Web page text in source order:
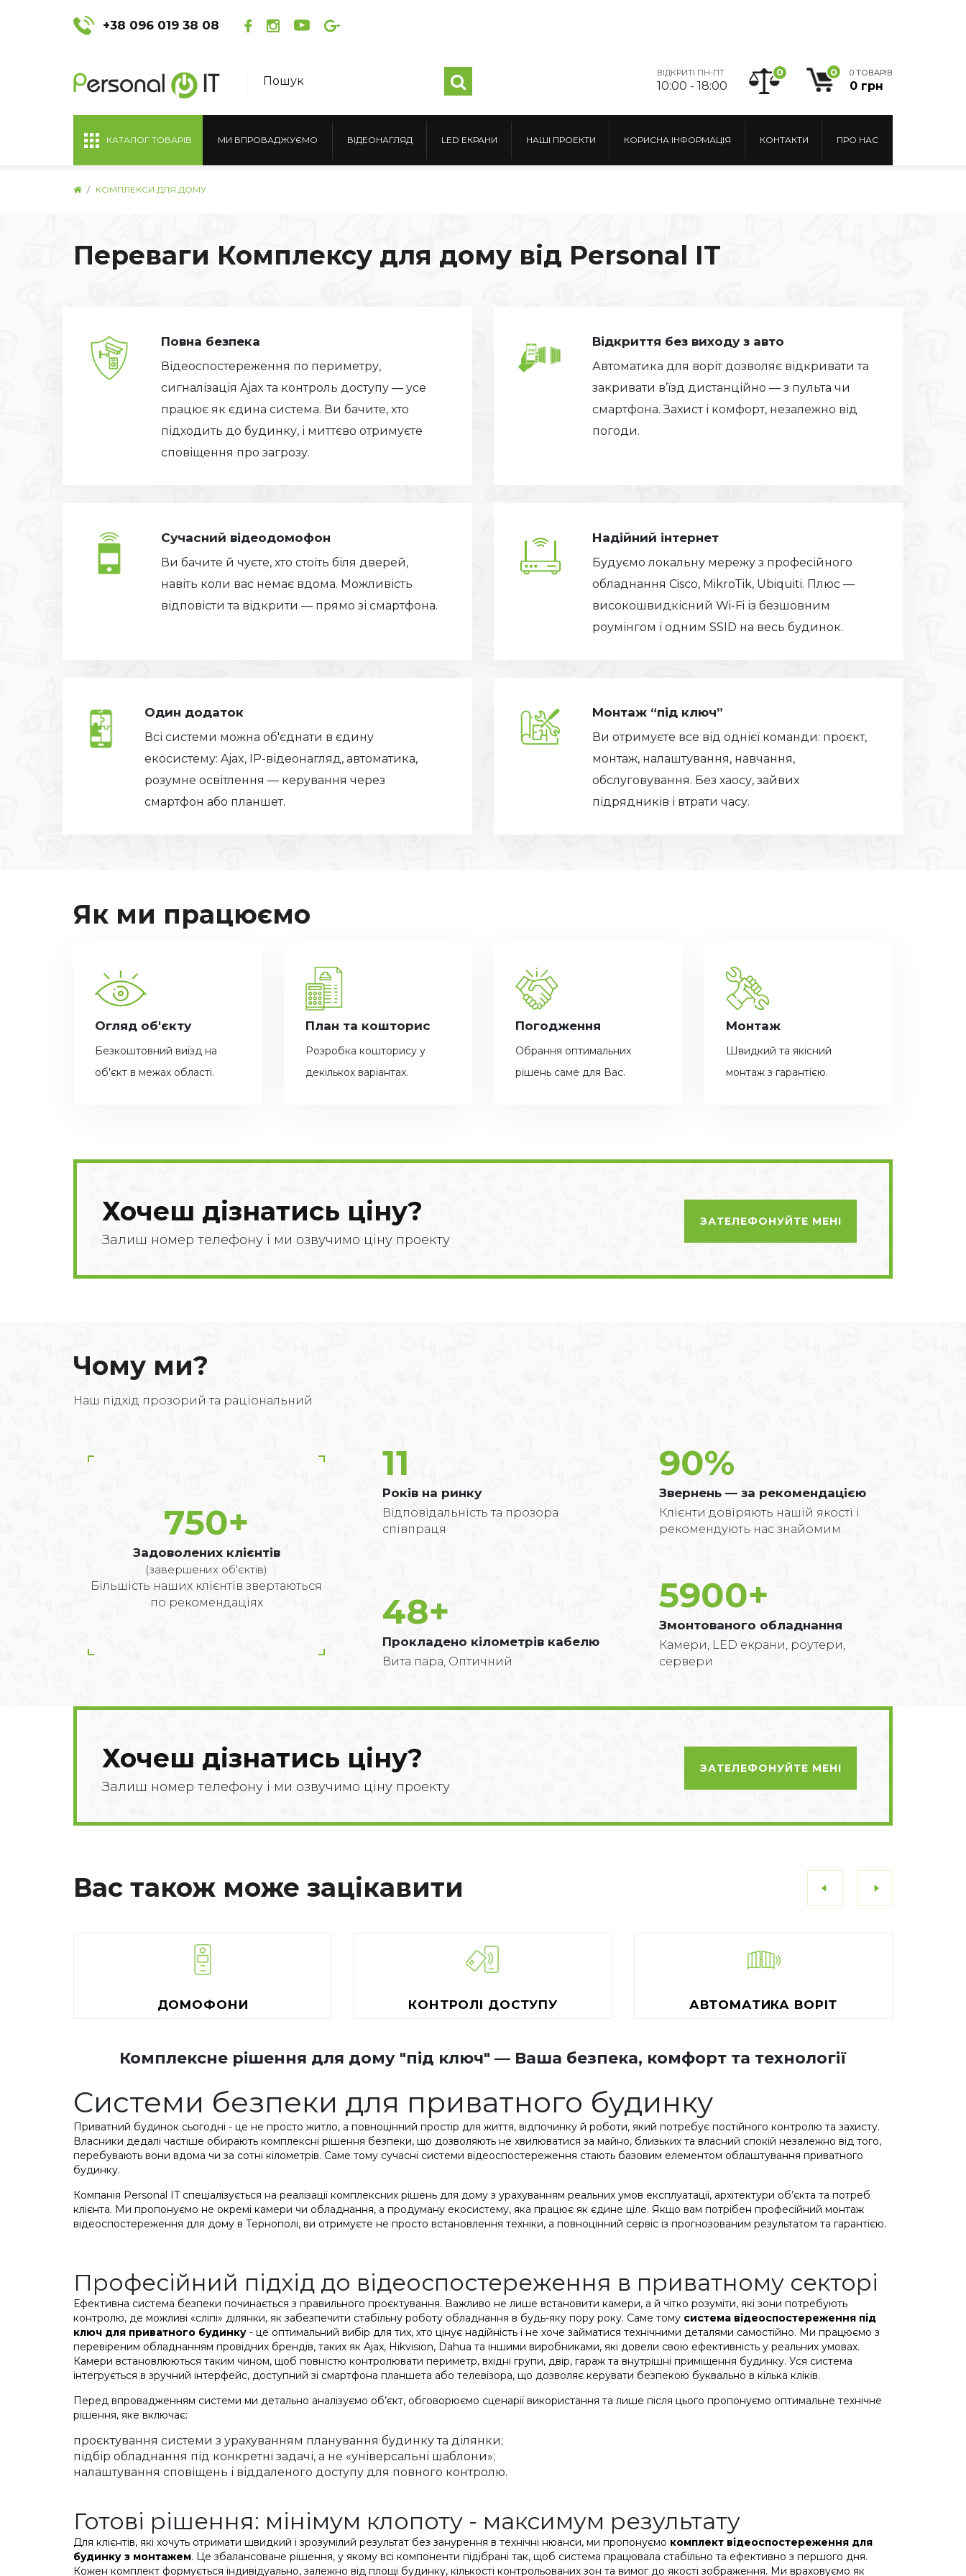
+38 096 019 38 08
ВІДКРИТІ ПН-ПТ
10:00 - 18:00
0 0 0 ТОВАРІВ
0 грн
КАТАЛОГ ТОВАРІВ МИ ВПРОВАДЖУЄМО ВІДЕОНАГЛЯД LED ЕКРАНИ НАШІ ПРОЕКТИ КОРИСНА ІНФОРМАЦІЯ КОНТАКТИ ПРО НАС
КОМПЛЕКСИ ДЛЯ ДОМУ
Переваги Комплексу для дому від Personal IT
Повна безпека
Відеоспостереження по периметру,
сигналізація Ajax та контроль доступу — усе
працює як єдина система. Ви бачите, хто
підходить до будинку, і миттєво отримуєте
сповіщення про загрозу.
Відкриття без виходу з авто
Автоматика для воріт дозволяє відкривати та
закривати в’їзд дистанційно — з пульта чи
смартфона. Захист і комфорт, незалежно від
погоди.
Сучасний відеодомофон
Ви бачите й чуєте, хто стоїть біля дверей,
навіть коли вас немає вдома. Можливість
відповісти та відкрити — прямо зі смартфона.
Надійний інтернет
Будуємо локальну мережу з професійного
обладнання Cisco, MikroTik, Ubiquiti. Плюс —
високошвидкісний Wi-Fi із безшовним
роумінгом і одним SSID на весь будинок.
Один додаток
Всі системи можна об'єднати в єдину
екосистему: Ajax, IP-відеонагляд, автоматика,
розумне освітлення — керування через
смартфон або планшет.
Монтаж “під ключ”
Ви отримуєте все від однієї команди: проєкт,
монтаж, налаштування, навчання,
обслуговування. Без хаосу, зайвих
підрядників і втрати часу.
Як ми працюємо
Огляд об'єкту
Безкоштовний виїзд на
об'єкт в межах області.
План та кошторис
Розробка кошторису у
декількох варіантах.
Погодження
Обрання оптимальних
рішень саме для Вас.
Монтаж
Швидкий та якісний
монтаж з гарантією.
Хочеш дізнатись ціну?
Залиш номер телефону і ми озвучимо ціну проекту
ЗАТЕЛЕФОНУЙТЕ МЕНІ
Чому ми?
Наш підхід прозорий та раціональний
750+
Задоволених клієнтів
(завершених об'єктів)
Більшість наших клієнтів звертаються
по рекомендаціях
11
Років на ринку
Відповідальність та прозора
співпраця
48+
Прокладено кілометрів кабелю
Вита пара, Оптичний
90%
Звернень — за рекомендацією
Клієнти довіряють нашій якості і
рекомендують нас знайомим.
5900+
Змонтованого обладнання
Камери, LED екрани, роутери,
сервери
Хочеш дізнатись ціну?
Залиш номер телефону і ми озвучимо ціну проекту
ЗАТЕЛЕФОНУЙТЕ МЕНІ
Вас також може зацікавити
ДОМОФОНИ КОНТРОЛІ ДОСТУПУ АВТОМАТИКА ВОРІТ
Комплексне рішення для дому "під ключ" — Ваша безпека, комфорт та технології
Системи безпеки для приватного будинку
Приватний будинок сьогодні - це не просто житло, а повноцінний простір для життя, відпочинку й роботи, який потребує постійного контролю та захисту.
Власники дедалі частіше обирають комплексні рішення безпеки, що дозволяють не хвилюватися за майно, близьких та власний спокій незалежно від того,
перебувають вони вдома чи за сотні кілометрів. Саме тому сучасні системи відеоспостереження стають базовим елементом облаштування приватного
будинку.
Компанія Personal IT спеціалізується на реалізації комплексних рішень для дому з урахуванням реальних умов експлуатації, архітектури об’єкта та потреб
клієнта. Ми пропонуємо не окремі камери чи обладнання, а продуману екосистему, яка працює як єдине ціле. Якщо вам потрібен професійний монтаж
відеоспостереження для дому в Тернополі, ви отримуєте не просто встановлення техніки, а повноцінний сервіс із прогнозованим результатом та гарантією.
Професійний підхід до відеоспостереження в приватному секторі
Ефективна система безпеки починається з правильного проєктування. Важливо не лише встановити камери, а й чітко розуміти, які зони потребують
контролю, де можливі «сліпі» ділянки, як забезпечити стабільну роботу обладнання в будь-яку пору року. Саме тому система відеоспостереження під
ключ для приватного будинку - це оптимальний вибір для тих, хто цінує надійність і не хоче займатися технічними деталями самостійно. Ми працюємо з
перевіреним обладнанням провідних брендів, таких як Ajax, Hikvision, Dahua та іншими виробниками, які довели свою ефективність у реальних умовах.
Камери встановлюються таким чином, щоб повністю контролювати периметр, вхідні групи, двір, гараж та внутрішні приміщення будинку. Уся система
інтегрується в зручний інтерфейс, доступний зі смартфона планшета або телевізора, що дозволяє керувати безпекою буквально в кілька кліків.
Перед впровадженням системи ми детально аналізуємо об’єкт, обговорюємо сценарії використання та лише після цього пропонуємо оптимальне технічне
рішення, яке включає:
проєктування системи з урахуванням планування будинку та ділянки;
підбір обладнання під конкретні задачі, а не «універсальні шаблони»;
налаштування сповіщень і віддаленого доступу для повного контролю.
Готові рішення: мінімум клопоту - максимум результату
Для клієнтів, які хочуть отримати швидкий і зрозумілий результат без занурення в технічні нюанси, ми пропонуємо комплект відеоспостереження для
будинку з монтажем. Це збалансоване рішення, у якому всі компоненти підібрані так, щоб система працювала стабільно та ефективно з першого дня.
Кожен комплект формується індивідуально, залежно від площі будинку, кількості контрольованих зон та вимог до якості зображення. Ми враховуємо як